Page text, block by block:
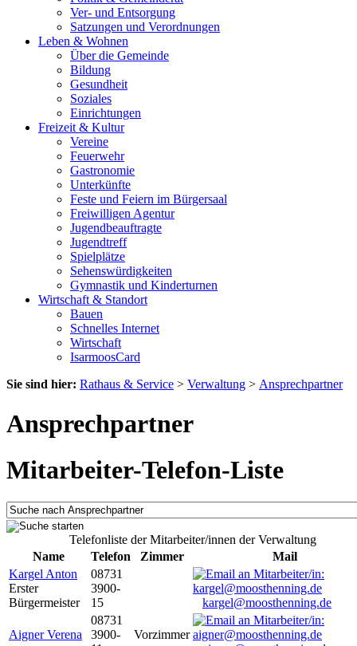
Ver- und Entsorgung
Satzungen und Verordnungen
Leben & Wohnen
Über die Gemeinde
Bildung
Gesundheit
Soziales
Einrichtungen
Freizeit & Kultur
Vereine
Feuerwehr
Gastronomie
Unterkünfte
Feste und Feiern im Bürgersaal
Freiwilligen Agentur
Jugendbeauftragte
Jugendtreff
Spielplätze
Sehenswürdigkeiten
Gymnastik und Kinderturnen
Wirtschaft & Standort
Bauen
Schnelles Internet
Wirtschaft
IsarmoosCard
Sie sind hier: Rathaus & Service > Verwaltung > Ansprechpartner
Ansprechpartner
Mitarbeiter-Telefon-Liste
Telefonliste der Mitarbeiter/innen der Verwaltung
Name
Telefon Zimmer
Mail
Kargel Anton
Erster
Bürgermeister
08731
3900-
15
kargel@moosthenning.de
Aigner Verena
08731
3900-
Vorzimmer